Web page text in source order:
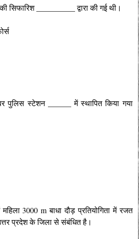
सिफारिश __________ द्वारा की गई थी।
पुलिस स्टेशन ______ में स्थापित किया गया
3000 m बाधा दौड़ प्रतियोगिता में रजत
प्रदेश के जिला से संबंधित है।